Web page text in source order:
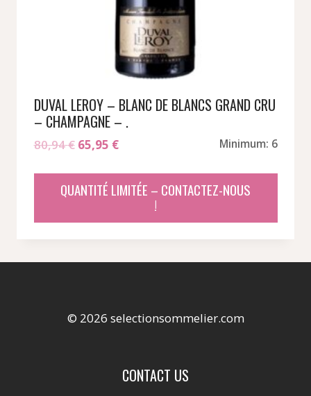
DUVAL LEROY – BLANC DE BLANCS GRAND CRU
– CHAMPAGNE – .
80,94€ Le
initial
était :
65,95 €Le
actuel
est :
Minimum: 6
QUANTITÉ LIMITÉE – CONTACTEZ-NOUS
!
© 2026 selectionsommelier.com
CONTACT US